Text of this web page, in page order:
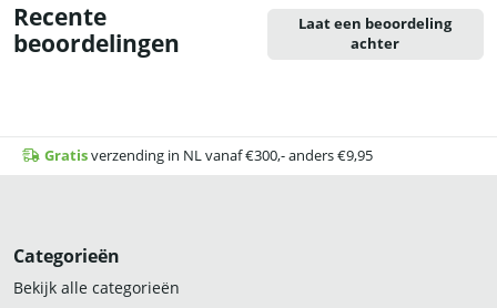
Recente
beoordelingen
Laat een beoordeling
achter
Gratisverzending in NL vanaf €300,- anders €9,95
Categorieën
Bekijk alle categorieën